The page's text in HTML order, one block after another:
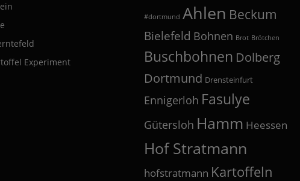
Experiment
#dortmund Ahlen Beckum
Bielefeld Bohnen Brot Brötchen
Buschbohnen Dolberg
Dortmund Drensteinfurt
Ennigerloh Fasulye
Gütersloh Hamm Heessen
Hof Stratmann
hofstratmann Kartoffeln